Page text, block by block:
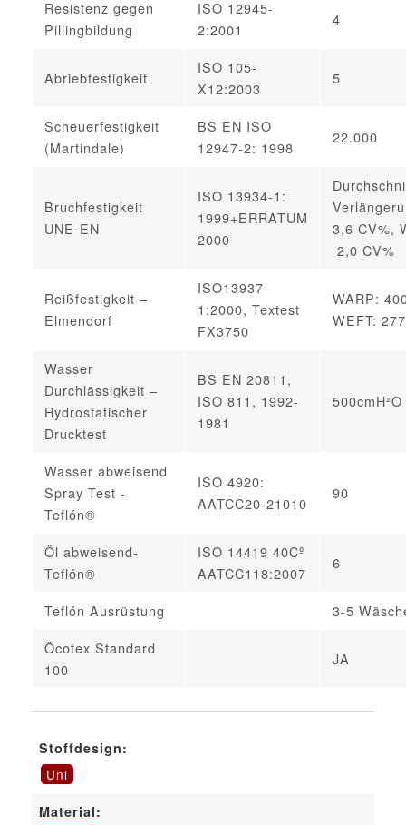
Resistenz gegen
Pillingbildung
ISO 12945-
2:2001
4
Abriebfestigkeit
ISO 105-
X12:2003
5
Scheuerfestigkeit
(Martindale)
BS EN ISO
12947-2: 1998
22.000
Bruchfestigkeit
UNE-EN
ISO 13934-1:
1999+ERRATUM
2000
3,6 CV%,
2,0 CV%
Reißfestigkeit –
Elmendorf
ISO13937-
1:2000, Textest
FX3750
WARP:
WEFT:
Wasser
Durchlässigkeit –
Hydrostatischer
Drucktest
BS EN 20811,
ISO 811, 1992-
1981
500cmH²O
Wasser abweisend
Spray Test -
Teflón®
ISO 4920:
AATCC20-21010
90
Öl abweisend-
Teflón®
ISO 14419 40Cº
AATCC118:2007
6
Teflón Ausrüstung
3-5
Öcotex Standard
100
JA
Stoffdesign:
Uni
Material: